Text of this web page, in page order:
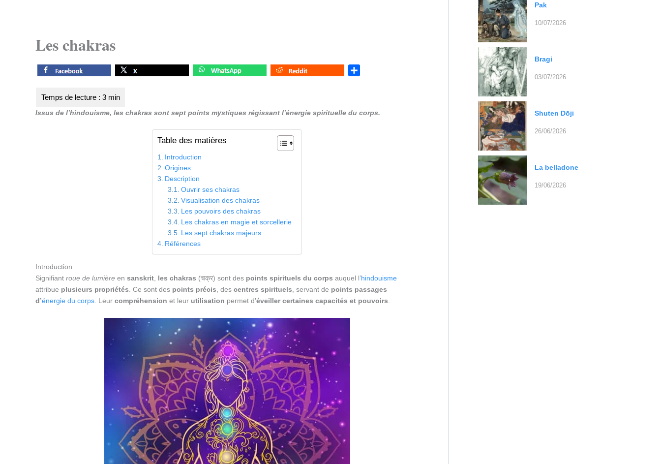
Les chakras
e
Issus de l’hindouisme, les chakras sont sept points mystiques régissant l’énergie spirituelle du corps.
Table des matières
Introduction
Origines
Description
Ouvrir ses chakras
Visualisation des chakras
Les pouvoirs des chakras
Les chakras en magie et sorcellerie
Les sept chakras majeurs
Références
Introduction
Signifiant roue de lumière en sanskrit, les chakras (चक्र) sont des points spirituels du corps auquel l’hindouisme
attribue plusieurs propriétés. Ce sont des points précis, des centres spirituels, servant de points passages
d’énergie du corps. Leur compréhension et leur utilisation permet d’éveiller certaines capacités et pouvoirs.
Pak
10/07/2026
Bragi
03/07/2026
Shuten Dōji
26/06/2026
La belladone
19/06/2026